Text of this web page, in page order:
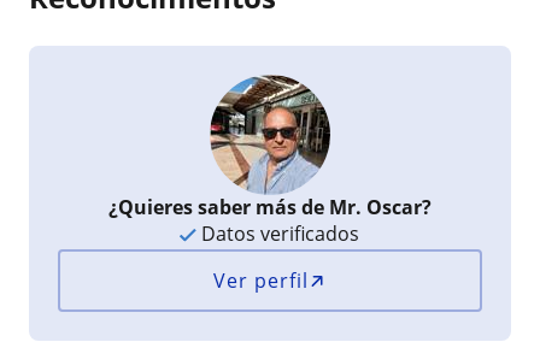
¿Quieres saber más de Mr. Oscar?
Datos verificados
Ver perfil